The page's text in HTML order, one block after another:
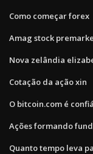
Como começar forex
Amag stock
Nova zelândia
Cotação da ação xin
O bitcoin.com é
Ações formando
Quanto tempo leva